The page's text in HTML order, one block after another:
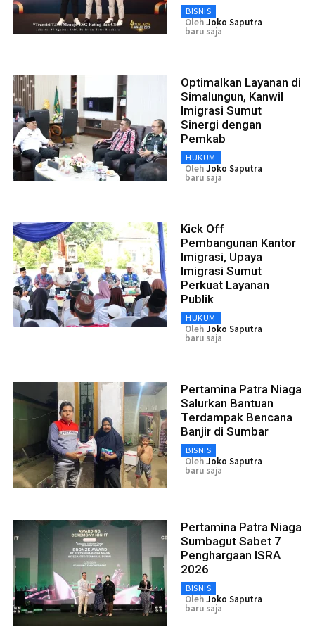
BISNIS
OlehJoko Saputra
baru saja
Optimalkan Layanan di
Simalungun, Kanwil
Imigrasi Sumut
Sinergi dengan
Pemkab
HUKUM
OlehJoko Saputra
baru saja
Kick Off
Pembangunan Kantor
Imigrasi, Upaya
Imigrasi Sumut
Perkuat Layanan
Publik
HUKUM
OlehJoko Saputra
baru saja
Pertamina Patra Niaga
Salurkan Bantuan
Terdampak Bencana
Banjir di Sumbar
BISNIS
OlehJoko Saputra
baru saja
Pertamina Patra Niaga
Sumbagut Sabet 7
Penghargaan ISRA
2026
BISNIS
OlehJoko Saputra
baru saja